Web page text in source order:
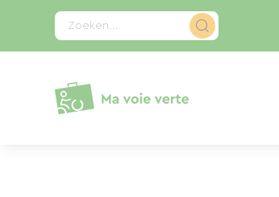
Zoeken...
Cookies beheer paneel